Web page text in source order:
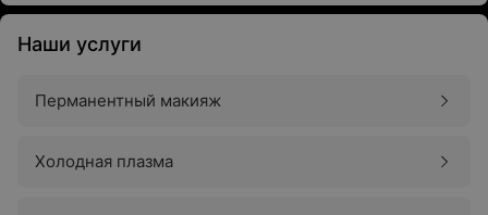
Наши услуги
Перманентный макияж
Холодная плазма